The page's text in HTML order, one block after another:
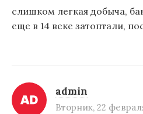
слишком легкая добыча,
еще в 14 веке затоптали,
admin
Вторник, 22